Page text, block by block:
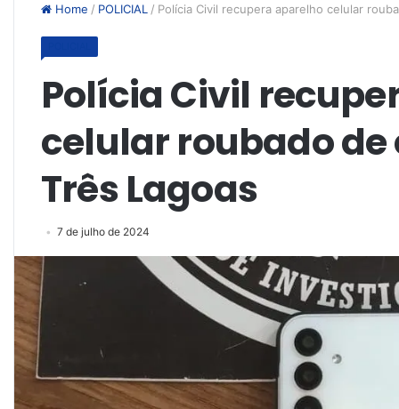
Home / POLICIAL / Polícia Civil recupera aparelho celular
Polícia Civil
celular roubado
Três Lagoas
7 de julho de 2024